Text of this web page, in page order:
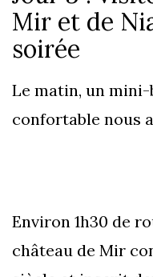
Mir et de
soirée
Le matin, un
confortable nous
Environ 1h30 de
château de Mir